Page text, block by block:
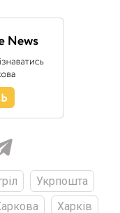
Укрпошта
Харків